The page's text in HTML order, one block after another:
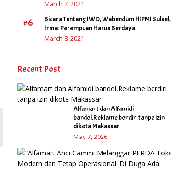
March 7, 2021
#6
Bicara Tentang IWD, Wabendum HIPMI Sulsel,
Irma: Perempuan Harus Berdaya
March 8, 2021
Recent Post
Alfamart dan Alfamidi
bandel,Reklame berdiri tanpa izin
dikota Makassar
May 7, 2026